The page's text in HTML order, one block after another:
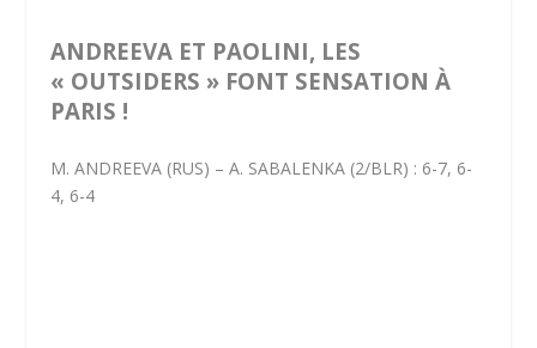
ANDREEVA ET PAOLINI, LES
« OUTSIDERS » FONT SENSATION À
PARIS !
M. ANDREEVA (RUS) – A. SABALENKA (2/BLR) : 6-7, 6-
4, 6-4